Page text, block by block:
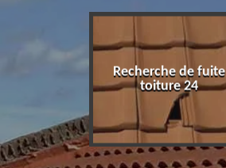
Recherche de fuite
toiture 24